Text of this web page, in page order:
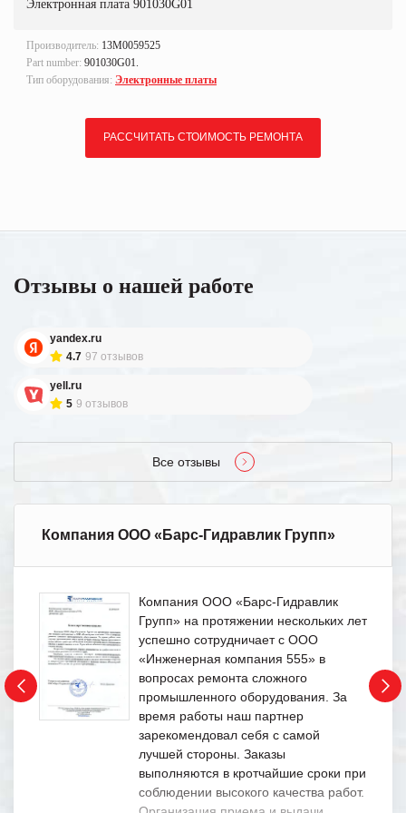
Электронная плата 901030G01
Производитель: 13M0059525
Part number: 901030G01.
Тип оборудования: Электронные платы
РАССЧИТАТЬ СТОИМОСТЬ РЕМОНТА
Отзывы о нашей работе
yandex.ru
4.7 97 отзывов
yell.ru
5 9 отзывов
Все отзывы
Компания ООО «Барс-Гидравлик Групп»
Компания ООО «Барс-Гидравлик
Групп» на протяжении нескольких лет
успешно сотрудничает с ООО
«Инженерная компания 555» в
вопросах ремонта сложного
промышленного оборудования. За
время работы наш партнер
зарекомендовал себя с самой
лучшей стороны. Заказы
выполняются в кротчайшие сроки при
соблюдении высокого качества работ.